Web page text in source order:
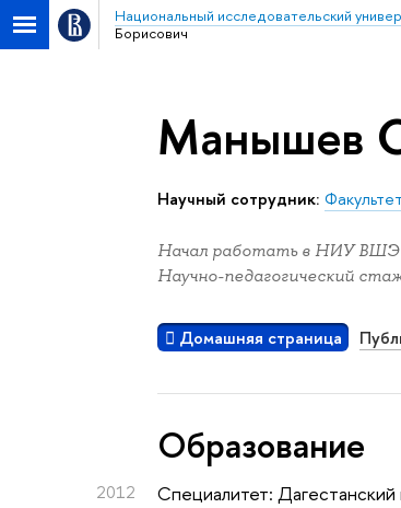
Национальный исследовательский
Борисович
Манышев
Научный сотрудник:
Начал работать в НИУ ВШЭ
Научно-педагогический
Домашняя страница
Oбразование
2012
Специалитет: Дагестанский